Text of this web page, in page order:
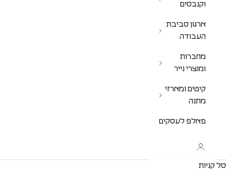
וקנבסים
ארגון סביבת
העבודה
מחברות
ומוצרי נייר
קיטים ומארזי
מתנה
פאלפ לעסקים
סל קניות